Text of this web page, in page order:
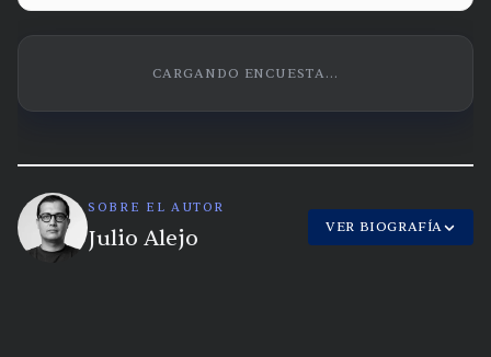
CARGANDO ENCUESTA...
SOBRE EL AUTOR
Julio Alejo VER BIOGRAFÍA